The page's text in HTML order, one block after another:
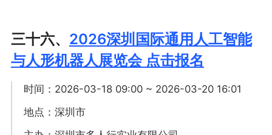
三十六、 2026深圳国际通用人工智能
与人形机器人展览会 点击报名
时间：2026-03-18 09:00 ~ 2026-03-20 16:01
地点：深圳市